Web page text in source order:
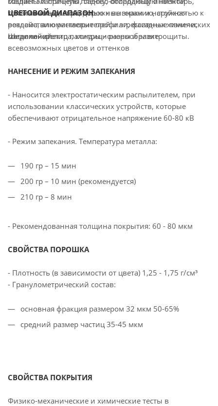
токсичностью, стойкостью к выгоранию, стойкостью к
воздействию растворителей и агрессивных химических
соединений.
металлическая тара, дорожные знаки и наружная
реклама, алюминиевые профили, фасадные панели,
металлочерепица, кондиционеры и электрощиты.
ЦВЕТОВОЙ ДИАПАЗОН
Широкий спектр палитры – разнообразие
всевозможных цветов и оттенков
НАНЕСЕНИЕ И РЕЖИМ ЗАПЕКАНИЯ
- Наносится электростатическим распылителем, при
использовании классических устройств, которые
обеспечивают отрицательное напряжение 60-80 кВ
- Режим запекания. Температура металла:
190 гр – 15 мин
200 гр – 10 мин (рекомендуется)
210 гр – 8 мин
- Рекомендованная толщина покрытия: 60 - 80 мкм
CВОЙСТВА ПОРОШКА
- Плотность (в зависимости от цвета) 1,25 - 1,75 г/см³
- Гранулометрический состав:
основная фракция размером 32 мкм 50-65%
средний размер частиц 35-45 мкм
СВОЙСТВА ПОКРЫТИЯ
Физико-механические и химические тесты в